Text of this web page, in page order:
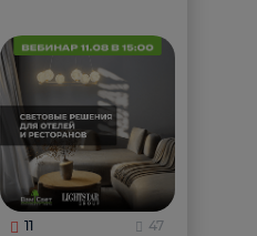
11 47